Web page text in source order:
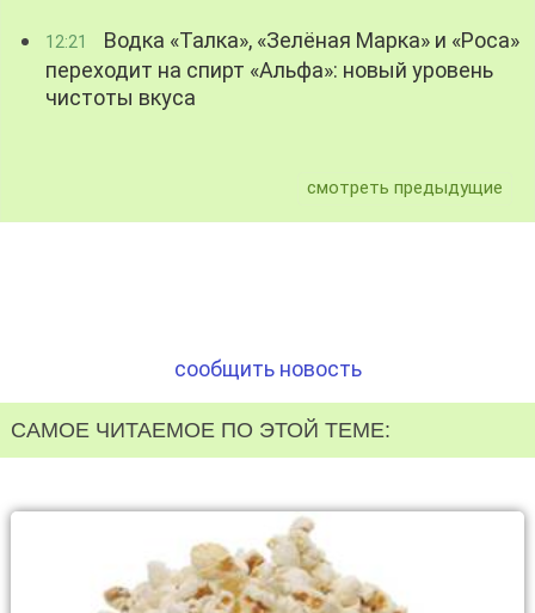
12:21
Водка «Талка», «Зелёная Марка» и «Роса»
переходит на спирт «Альфа»: новый уровень
чистоты вкуса
смотреть предыдущие
сообщить новость
САМОЕ ЧИТАЕМОЕ ПО ЭТОЙ ТЕМЕ: